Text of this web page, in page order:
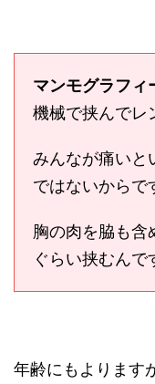
マンモグラフィ
機械で挟んでレ
みんなが痛いと
ではないからで
胸の肉を脇も含
ぐらい挟むんで
年齢にもよります